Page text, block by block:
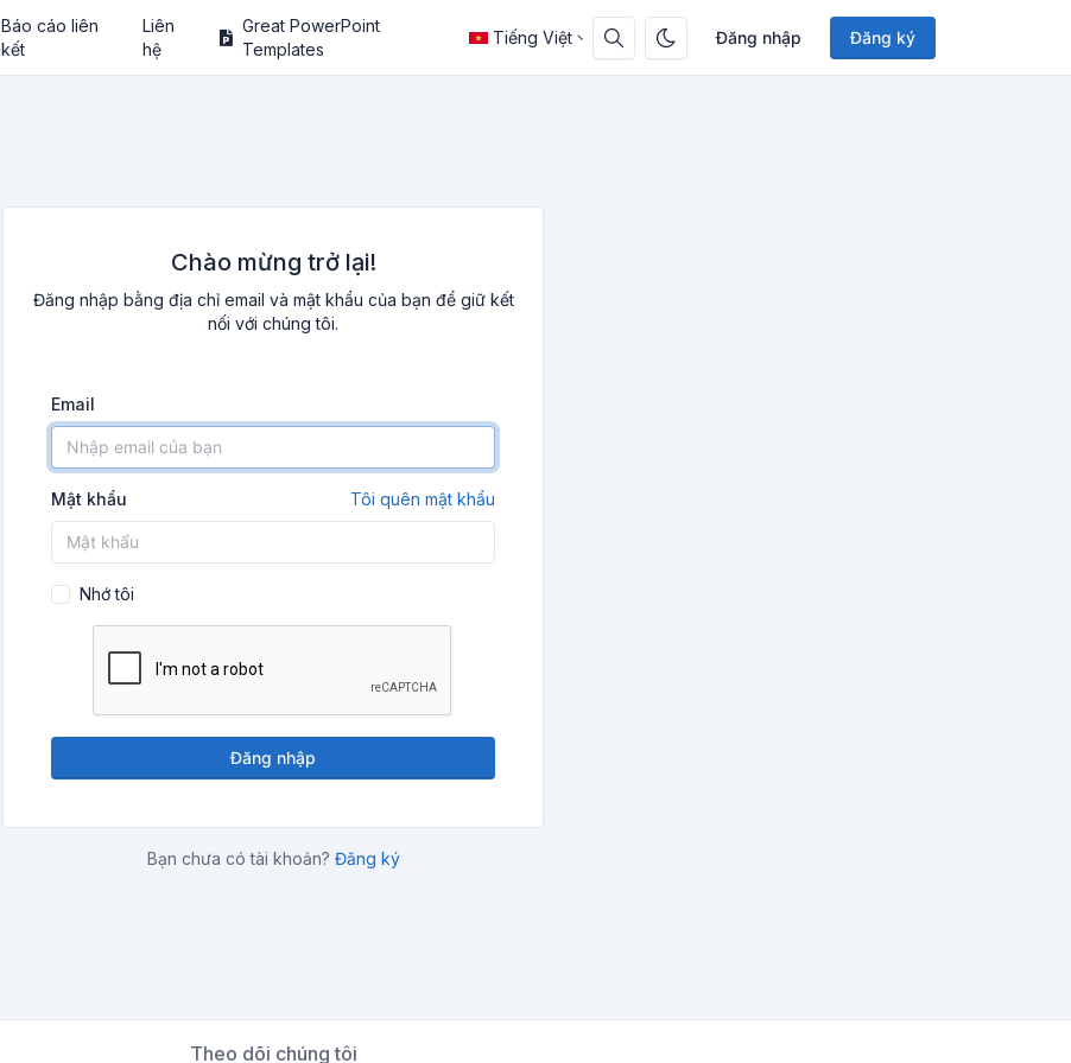
Đăng nhập Đăng ký
Báo cáo liên
kết
Liên
hệ
Great PowerPoint
Templates
Tiếng Việt
Chào mừng trở lại!
Đăng nhập bằng địa chỉ email và mật khẩu của bạn để giữ kết
nối với chúng tôi.
Email
Mật khẩu Tôi quên mật khẩu
Nhớ tôi
Đăng nhập
Bạn chưa có tài khoản? Đăng ký
Theo dõi chúng tôi